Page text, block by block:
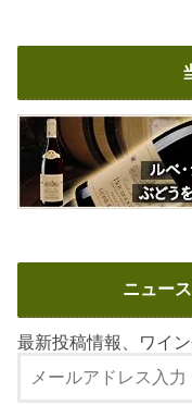
ニュー
最新投稿情報、ワイ